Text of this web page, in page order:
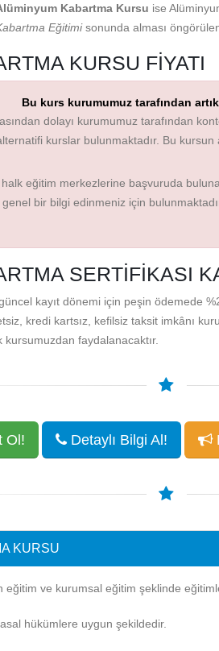
Kabartma Kursu ise
Eğitimisonunda alması
KURSU FIYATI
Bu kurs kurumumuz tarafından
dolayı kurumumuz tarafından
kurslar bulunmaktadır. Bu
eğitim merkezlerine başvuruda
bir bilgi edinmeniz için
SERTIFIKASI
kayıt dönemi için peşin ödemede
kredi kartsız, kefilsiz taksit imkânı
kursumuzdan faydalanacaktır.
Ol! Detaylı Bilgi Al!
KURSU
ve kurumsal eğitim şeklinde
hükümlere uygun şekildedir.